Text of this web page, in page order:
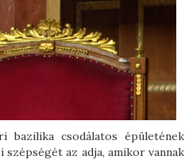
csodálatos épületének
az adja, amikor vannak